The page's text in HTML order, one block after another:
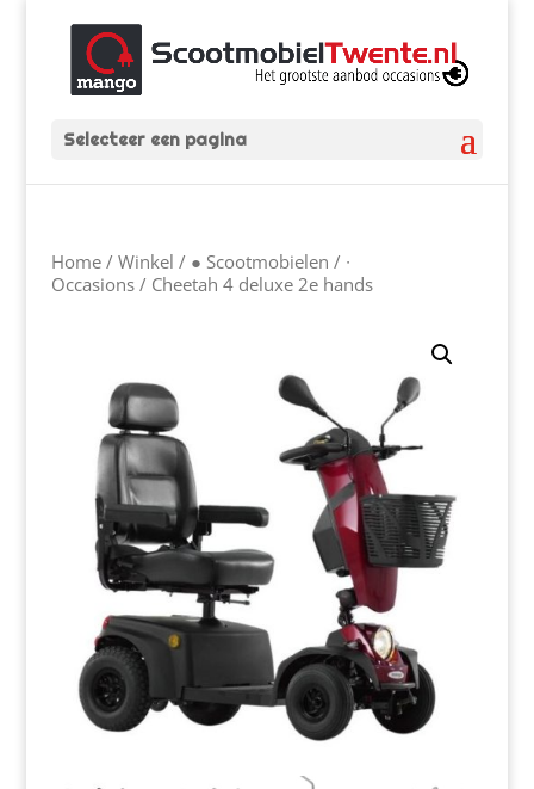
Selecteer een pagina
Home/ Winkel / ● Scootmobielen / ∙
Occasions/ Cheetah 4 deluxe 2e hands